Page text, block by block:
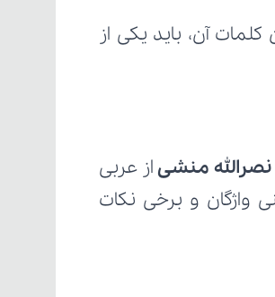
نصرالله منشی